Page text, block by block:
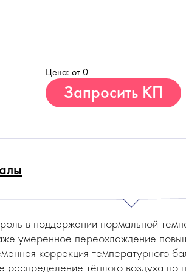
Цена: от 0
Запросить КП
в поддержании нормальной
умеренное переохлаждение
коррекция температурного
тёплого воздуха